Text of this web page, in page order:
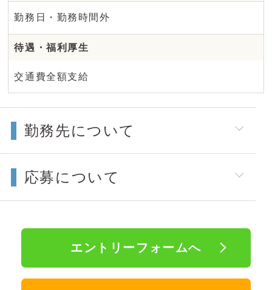
勤務日・勤務時間外
待遇・福利厚生
交通費全額支給
勤務先について
応募について
エントリーフォームへ